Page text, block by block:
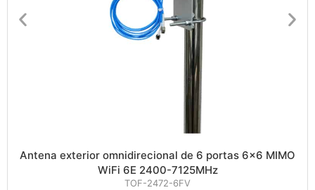
Antena exterior omnidirecional de 6 portas 6×6 MIMO
WiFi 6E 2400-7125MHz
TOF-2472-6FV